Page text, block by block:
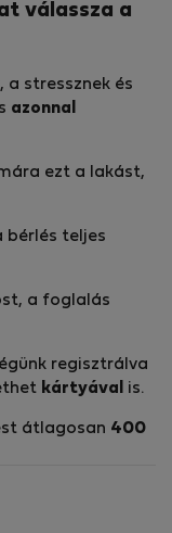
válassza a
a stressznek és
azonnal
ezt a lakást,
bérlés teljes
a foglalás
regisztrálva
kártyával is.
átlagosan 400